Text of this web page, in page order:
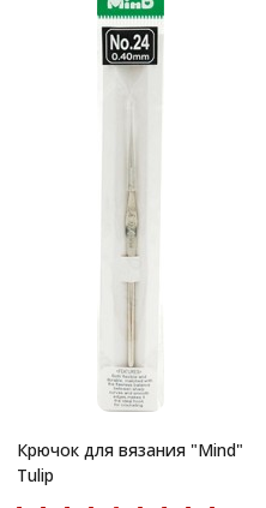
Крючок для вязания "Mind"
Tulip